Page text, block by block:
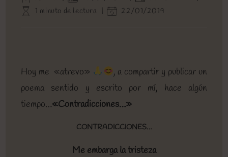
de
la
de
la
de
la
Tiempo1 minuto de lectura
Última22/01/2019
Hoy me «atrevo»
, a compartir y publicar un
poema sentido y escrito por mí, hace algún
tiempo…«Contradicciones…»
CONTRADICCIONES…
Me embarga la tristeza